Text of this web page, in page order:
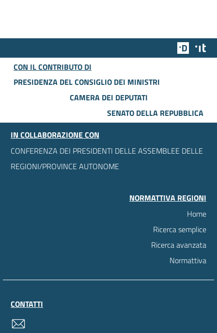
Team
CON IL CONTRIBUTO DI
PRESIDENZA DEL CONSIGLIO DEI MINISTRI
CAMERA DEI DEPUTATI
SENATO DELLA REPUBBLICA
IN COLLABORAZIONE CON
CONFERENZA DEI PRESIDENTI DELLE ASSEMBLEE DELLE
REGIONI/PROVINCE AUTONOME
NORMATTIVA REGIONI
Home
Ricerca semplice
Ricerca avanzata
Normattiva
CONTATTI